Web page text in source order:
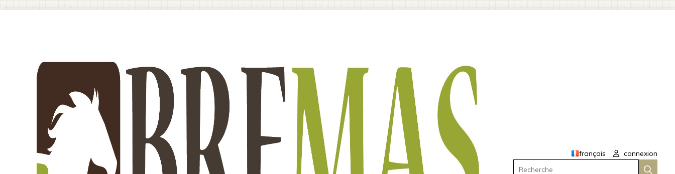
français
connexion
Recherche